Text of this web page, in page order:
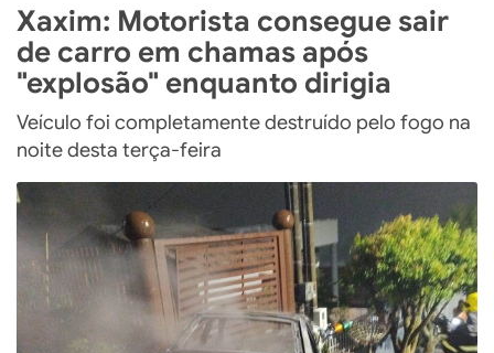
Xaxim: Motorista consegue sair
de carro em chamas após
"explosão" enquanto dirigia
Veículo foi completamente destruído pelo fogo na
noite desta terça-feira